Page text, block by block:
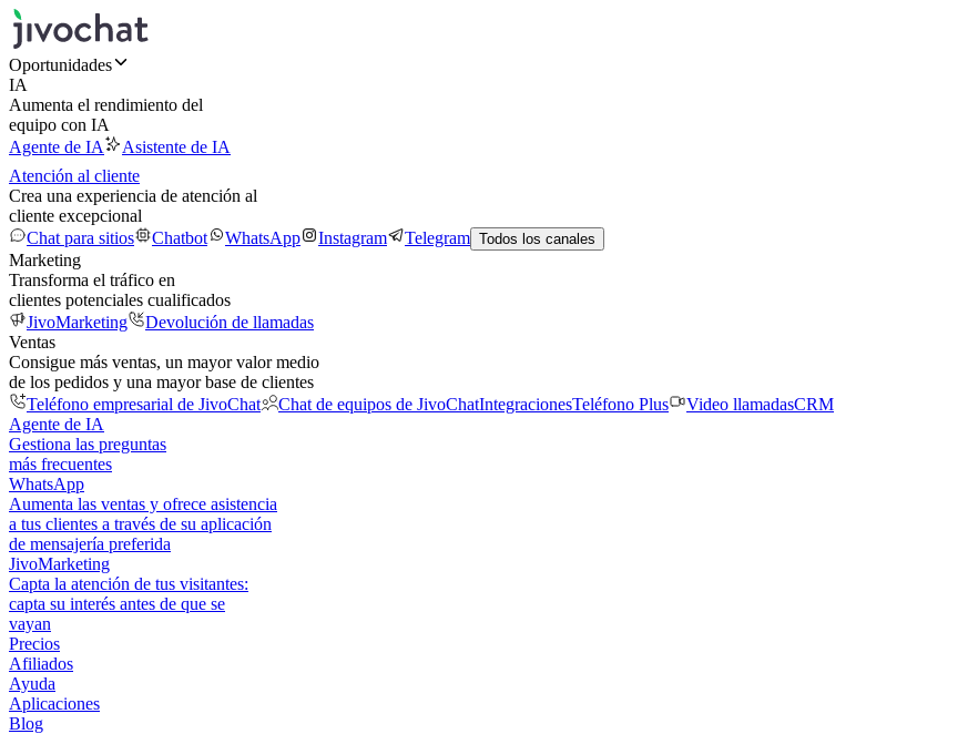
Oportunidades
IA
Aumenta el rendimiento del
equipo con IA
Agente de IA
Asistente de IA
Atención al cliente
Crea una experiencia de atención al
cliente excepcional
Chat para sitios
Chatbot WhatsApp Instagram Telegram Todos los canales
Marketing
Transforma el tráfico en
clientes potenciales cualificados
JivoMarketing
Devolución de llamadas
Ventas
Consigue más ventas, un mayor valor medio
de los pedidos y una mayor base de clientes
Teléfono empresarial de JivoChat
Chat de equipos de JivoChatIntegracionesTeléfono Plus Video llamadasCRM
Agente de IA
Gestiona las preguntas
más frecuentes
WhatsApp
Aumenta las ventas y ofrece asistencia
a tus clientes a través de su aplicación
de mensajería preferida
JivoMarketing
Capta la atención de tus visitantes:
capta su interés antes de que se
vayan
Precios
Afiliados
Ayuda
Aplicaciones
Blog